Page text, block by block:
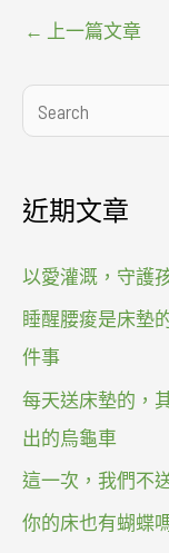
← 上一篇文章
搜
尋
近期文章
以愛灌溉，守護
睡醒腰痠是床墊
件事
每天送床墊的，
出的烏龜車
這一次，我們不
你的床也有蝴蝶